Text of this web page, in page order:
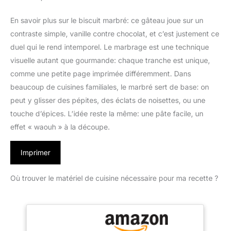
En savoir plus sur le biscuit marbré: ce gâteau joue sur un
contraste simple, vanille contre chocolat, et c’est justement ce
duel qui le rend intemporel. Le marbrage est une technique
visuelle autant que gourmande: chaque tranche est unique,
comme une petite page imprimée différemment. Dans
beaucoup de cuisines familiales, le marbré sert de base: on
peut y glisser des pépites, des éclats de noisettes, ou une
touche d’épices. L’idée reste la même: une pâte facile, un
effet « waouh » à la découpe.
Imprimer
Où trouver le matériel de cuisine nécessaire pour ma recette ?